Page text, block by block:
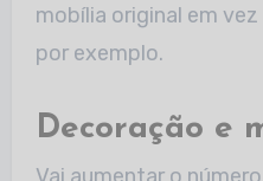
mobília original em
por exemplo.
Decoração e